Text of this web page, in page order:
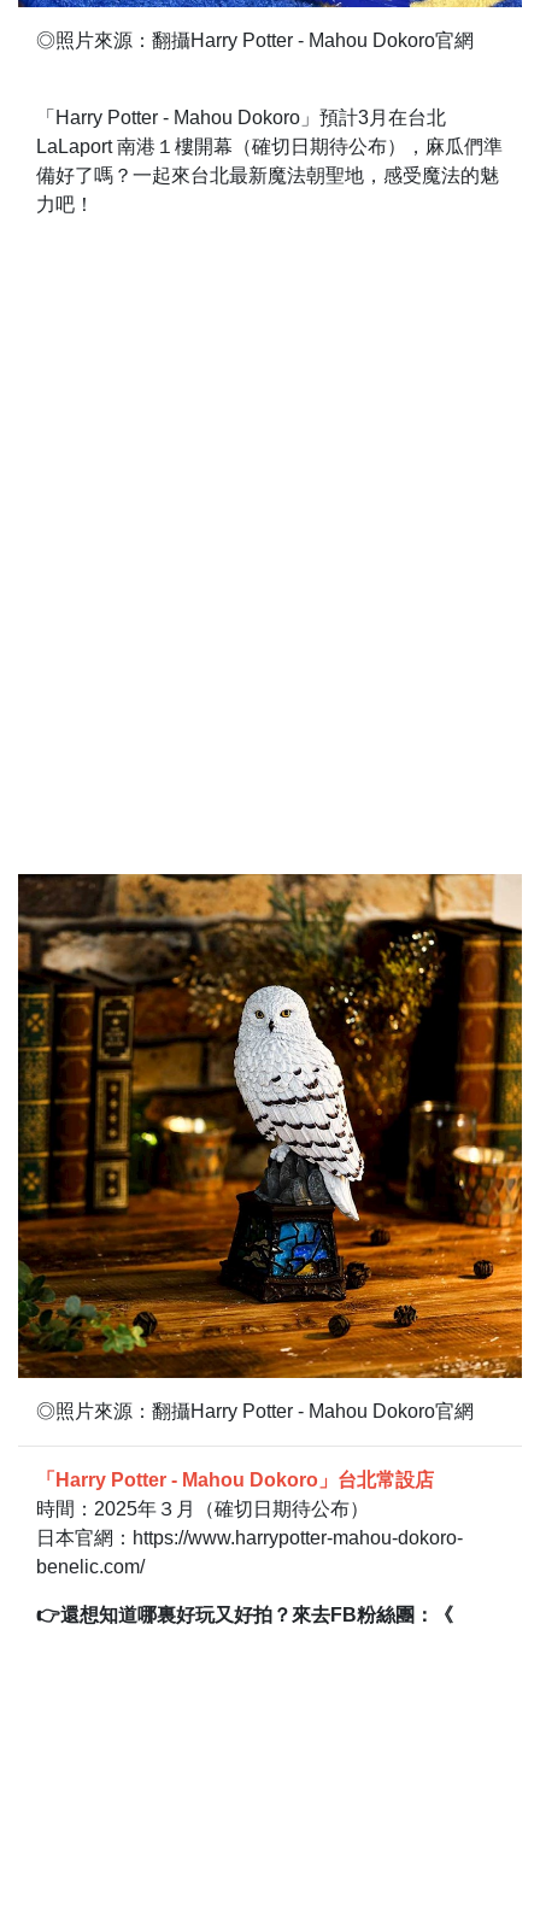
◎照片來源：翻攝Harry Potter - Mahou Dokoro官網
「Harry Potter - Mahou Dokoro」預計3月在台北
LaLaport 南港１樓開幕（確切日期待公布），麻瓜們準
備好了嗎？一起來台北最新魔法朝聖地，感受魔法的魅
力吧！
◎照片來源：翻攝Harry Potter - Mahou Dokoro官網
「Harry Potter - Mahou Dokoro」台北常設店
時間：2025年３月（確切日期待公布）
日本官網：https://www.harrypotter-mahou-dokoro-
benelic.com/
👉還想知道哪裏好玩又好拍？來去FB粉絲團：《